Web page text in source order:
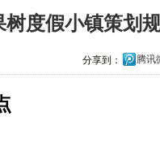
度假小镇策划
分享到： 腾讯